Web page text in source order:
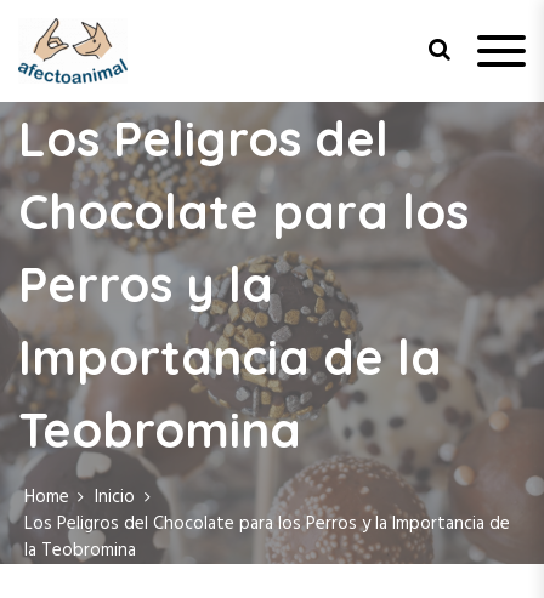
t
o
c
o
n
Afecto Animal
Tu sitio de confianza para el
bienestar de tus mascotas.
Los Peligros del
Chocolate para los
Perros y la
Importancia de la
Teobromina
Home
Inicio
Los Peligros del Chocolate para los Perros y la Importancia de
la Teobromina